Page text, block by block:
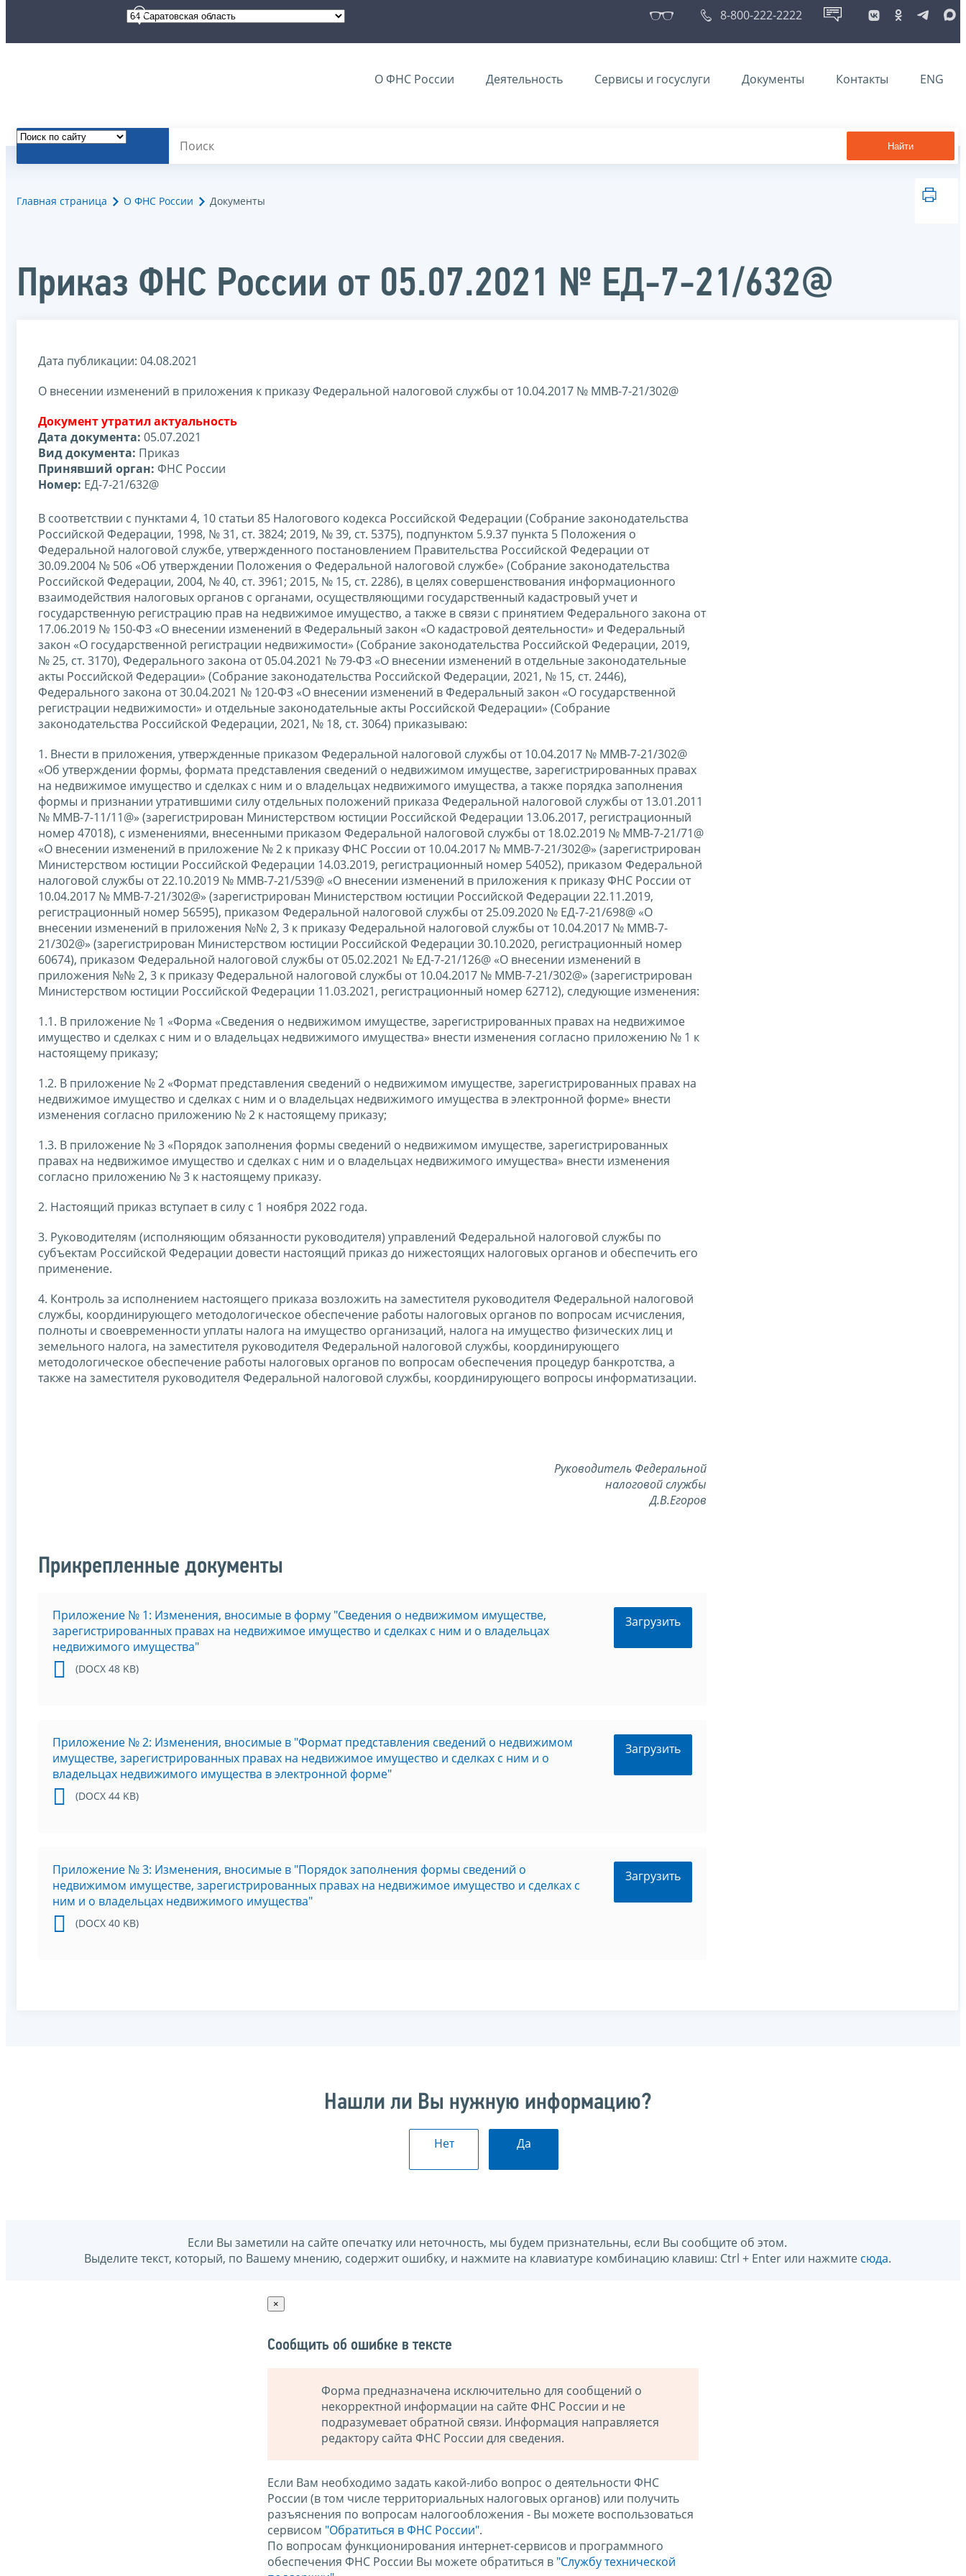
8-800-222-2222
О ФНС России Деятельность Сервисы и госуслуги Документы Контакты ENG
Найти
Главная страница О ФНС России Документы
Приказ ФНС России от 05.07.2021 № ЕД-7-21/632@
Дата публикации: 04.08.2021
О внесении изменений в приложения к приказу Федеральной налоговой службы от 10.04.2017 № ММВ-7-21/302@
Документ утратил актуальность
Дата документа: 05.07.2021
Вид документа: Приказ
Принявший орган: ФНС России
Номер: ЕД-7-21/632@
В соответствии с пунктами 4, 10 статьи 85 Налогового кодекса Российской Федерации (Собрание законодательства
Российской Федерации, 1998, № 31, ст. 3824; 2019, № 39, ст. 5375), подпунктом 5.9.37 пункта 5 Положения о
Федеральной налоговой службе, утвержденного постановлением Правительства Российской Федерации от
30.09.2004 № 506 «Об утверждении Положения о Федеральной налоговой службе» (Собрание законодательства
Российской Федерации, 2004, № 40, ст. 3961; 2015, № 15, ст. 2286), в целях совершенствования информационного
взаимодействия налоговых органов с органами, осуществляющими государственный кадастровый учет и
государственную регистрацию прав на недвижимое имущество, а также в связи с принятием Федерального закона от
17.06.2019 № 150-ФЗ «О внесении изменений в Федеральный закон «О кадастровой деятельности» и Федеральный
закон «О государственной регистрации недвижимости» (Собрание законодательства Российской Федерации, 2019,
№ 25, ст. 3170), Федерального закона от 05.04.2021 № 79-ФЗ «О внесении изменений в отдельные законодательные
акты Российской Федерации» (Собрание законодательства Российской Федерации, 2021, № 15, ст. 2446),
Федерального закона от 30.04.2021 № 120-ФЗ «О внесении изменений в Федеральный закон «О государственной
регистрации недвижимости» и отдельные законодательные акты Российской Федерации» (Собрание
законодательства Российской Федерации, 2021, № 18, ст. 3064) приказываю:
1. Внести в приложения, утвержденные приказом Федеральной налоговой службы от 10.04.2017 № ММВ-7-21/302@
«Об утверждении формы, формата представления сведений о недвижимом имуществе, зарегистрированных правах
на недвижимое имущество и сделках с ним и о владельцах недвижимого имущества, а также порядка заполнения
формы и признании утратившими силу отдельных положений приказа Федеральной налоговой службы от 13.01.2011
№ ММВ-7-11/11@» (зарегистрирован Министерством юстиции Российской Федерации 13.06.2017, регистрационный
номер 47018), с изменениями, внесенными приказом Федеральной налоговой службы от 18.02.2019 № ММВ-7-21/71@
«О внесении изменений в приложение № 2 к приказу ФНС России от 10.04.2017 № ММВ-7-21/302@» (зарегистрирован
Министерством юстиции Российской Федерации 14.03.2019, регистрационный номер 54052), приказом Федеральной
налоговой службы от 22.10.2019 № ММВ-7-21/539@ «О внесении изменений в приложения к приказу ФНС России от
10.04.2017 № ММВ-7-21/302@» (зарегистрирован Министерством юстиции Российской Федерации 22.11.2019,
регистрационный номер 56595), приказом Федеральной налоговой службы от 25.09.2020 № ЕД-7-21/698@ «О
внесении изменений в приложения №№ 2, 3 к приказу Федеральной налоговой службы от 10.04.2017 № ММВ-7-
21/302@» (зарегистрирован Министерством юстиции Российской Федерации 30.10.2020, регистрационный номер
60674), приказом Федеральной налоговой службы от 05.02.2021 № ЕД-7-21/126@ «О внесении изменений в
приложения №№ 2, 3 к приказу Федеральной налоговой службы от 10.04.2017 № ММВ-7-21/302@» (зарегистрирован
Министерством юстиции Российской Федерации 11.03.2021, регистрационный номер 62712), следующие изменения:
1.1. В приложение № 1 «Форма «Сведения о недвижимом имуществе, зарегистрированных правах на недвижимое
имущество и сделках с ним и о владельцах недвижимого имущества» внести изменения согласно приложению № 1 к
настоящему приказу;
1.2. В приложение № 2 «Формат представления сведений о недвижимом имуществе, зарегистрированных правах на
недвижимое имущество и сделках с ним и о владельцах недвижимого имущества в электронной форме» внести
изменения согласно приложению № 2 к настоящему приказу;
1.3. В приложение № 3 «Порядок заполнения формы сведений о недвижимом имуществе, зарегистрированных
правах на недвижимое имущество и сделках с ним и о владельцах недвижимого имущества» внести изменения
согласно приложению № 3 к настоящему приказу.
2. Настоящий приказ вступает в силу с 1 ноября 2022 года.
3. Руководителям (исполняющим обязанности руководителя) управлений Федеральной налоговой службы по
субъектам Российской Федерации довести настоящий приказ до нижестоящих налоговых органов и обеспечить его
применение.
4. Контроль за исполнением настоящего приказа возложить на заместителя руководителя Федеральной налоговой
службы, координирующего методологическое обеспечение работы налоговых органов по вопросам исчисления,
полноты и своевременности уплаты налога на имущество организаций, налога на имущество физических лиц и
земельного налога, на заместителя руководителя Федеральной налоговой службы, координирующего
методологическое обеспечение работы налоговых органов по вопросам обеспечения процедур банкротства, а
также на заместителя руководителя Федеральной налоговой службы, координирующего вопросы информатизации.
Руководитель Федеральной
налоговой службы
Д.В.Егоров
Прикрепленные документы
Приложение № 1: Изменения, вносимые в форму "Сведения о недвижимом имуществе,
зарегистрированных правах на недвижимое имущество и сделках с ним и о владельцах
недвижимого имущества"
(DOCX 48 KB)
Загрузить
Приложение № 2: Изменения, вносимые в "Формат представления сведений о недвижимом
имуществе, зарегистрированных правах на недвижимое имущество и сделках с ним и о
владельцах недвижимого имущества в электронной форме"
(DOCX 44 KB)
Загрузить
Приложение № 3: Изменения, вносимые в "Порядок заполнения формы сведений о
недвижимом имуществе, зарегистрированных правах на недвижимое имущество и сделках с
ним и о владельцах недвижимого имущества"
(DOCX 40 KB)
Загрузить
Нашли ли Вы нужную информацию?
Нет Да
Если Вы заметили на сайте опечатку или неточность, мы будем признательны, если Вы сообщите об этом.
Выделите текст, который, по Вашему мнению, содержит ошибку, и нажмите на клавиатуре комбинацию клавиш: Ctrl + Enter или нажмите сюда.
×
Сообщить об ошибке в тексте
Форма предназначена исключительно для сообщений о
некорректной информации на сайте ФНС России и не
подразумевает обратной связи. Информация направляется
редактору сайта ФНС России для сведения.
Если Вам необходимо задать какой-либо вопрос о деятельности ФНС
России (в том числе территориальных налоговых органов) или получить
разъяснения по вопросам налогообложения - Вы можете воспользоваться
сервисом "Обратиться в ФНС России".
По вопросам функционирования интернет-сервисов и программного
обеспечения ФНС России Вы можете обратиться в "Службу технической